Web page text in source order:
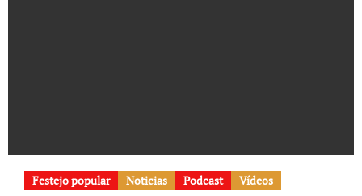
Festejo popular Noticias Podcast Vídeos